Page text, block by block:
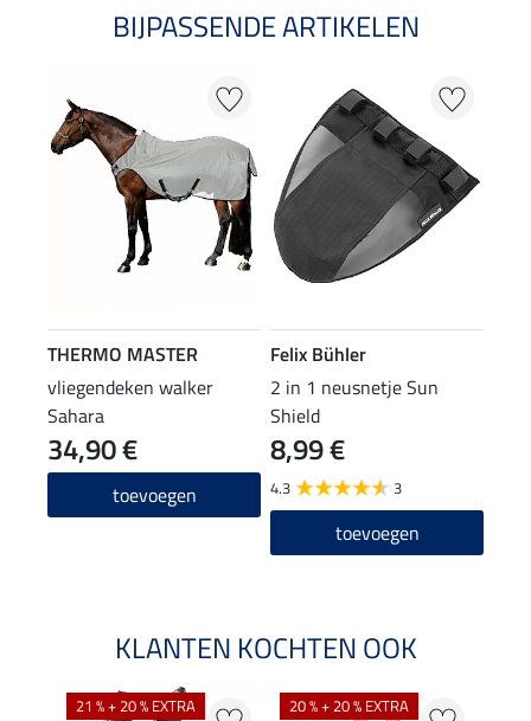
BIJPASSENDE ARTIKELEN
THERMO MASTER
vliegendeken walker
Sahara
34,90 €
toevoegen
Felix Bühler
2 in 1 neusnetje Sun
Shield
8,99 €
4.3 3
toevoegen
KLANTEN KOCHTEN OOK
21 % + 20 % EXTRA 20 % + 20 % EXTRA